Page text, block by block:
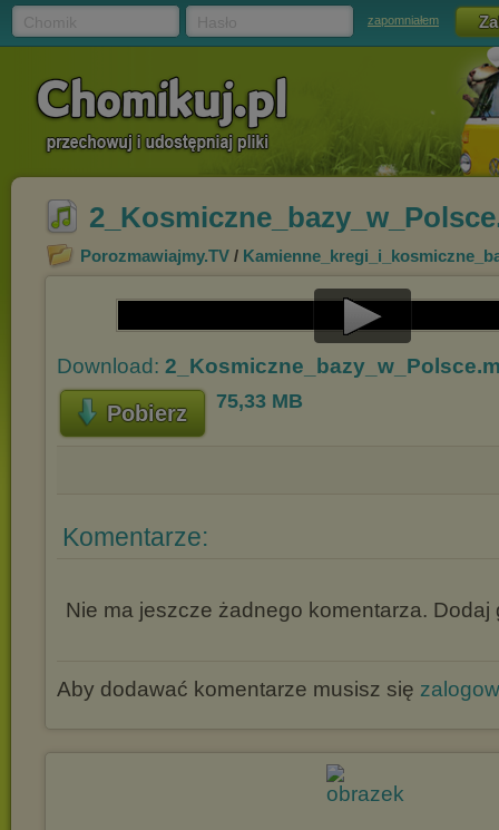
zapomniałem
Porozmawiajmy.TV /
Play
Download:
Pobierz 75,33 MB
Komentarze:
Nie ma jeszcze żadnego komentarza. Dodaj
Aby dodawać komentarze musisz się